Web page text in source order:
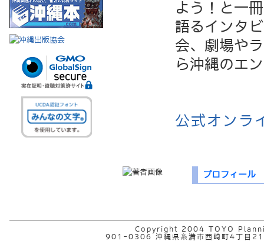
よう！と一
語るインタ
会、劇場や
ら沖縄のエ
公式オンラ
プロフィール
Copyright 2004 TOYO
901-0306 沖縄県糸満市西崎町4